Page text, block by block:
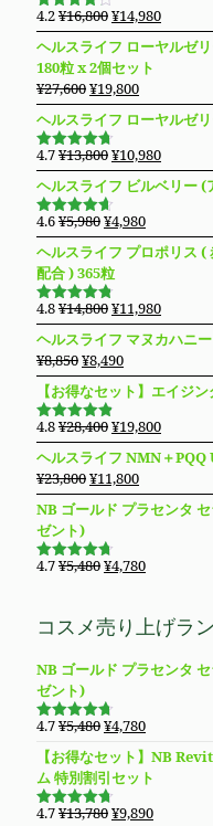
は
¥14,800
で
し
た。
格
は
¥13,280
5段階で
4.19の評
価
4.2¥16,800元
の
価
格
は
¥16,800
で
し
た。
¥14,980現
在
の
は
で
す。
ヘルスライフ ローヤルゼ
180粒 x 2個セット
¥27,600元
の
価
格
は
¥27,600
で
し
た。
¥19,800現
在
価
格
は
¥19,800
で
す。
ヘルスライフ ローヤルゼ
5段階で
4.69の評
価
4.7¥13,800元
の
価
格
は
¥13,800
で
し
た。
¥10,980現
在
の
格
は
す。
ヘルスライフ ビルベリー
5段階で
4.63の評
価
4.6¥5,980元
の
価
格
は
¥5,980
で
し
た。
¥4,980現
在
の
格
は
¥4,980
す。
ヘルスライフ プロポリス
配合 ) 365粒
5段階で
4.76の評
価
4.8¥14,800元
の
価
格
は
¥14,800
で
し
た。
¥11,980現
在
の
格
¥11,980
で
ヘルスライフ マヌカハニ
¥8,850元
の
価
格
は
¥8,850
で
し
た。
¥8,490現
在
の
価
格
は
¥8,490
で
【お得なセット】エイジ
5段階で
4.83の評
価
4.8¥28,400元
の
価
格
は
で
し
¥19,800現
在
の
格
ヘルスライフ NMN＋
¥23,800元
の
価
格
は
し
¥11,800現
在
の
格
で
NB ゴールド プラセンタ
ゼント)
5段階で
4.7¥5,480元
格
¥5,480
し
た。
¥4,780現
価
は
す。
コスメ売り上げラ
NB ゴールド プラセンタ
ゼント)
5段階で
価
4.7¥5,480元
価
格
は
¥4,780現
の
価
格
【お得なセット】NB
ム 特別割引セット
5段階で
4.7¥13,780元
¥9,890現